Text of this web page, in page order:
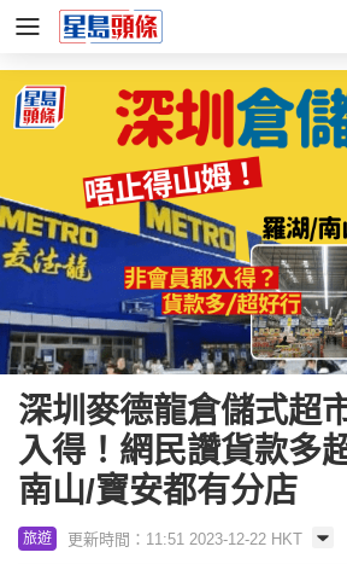
深圳麥德龍倉儲式超
入得！網民讚貨款多
南山/寶安都有分店
旅遊 更新時間：11:51 2023-12-22 HKT